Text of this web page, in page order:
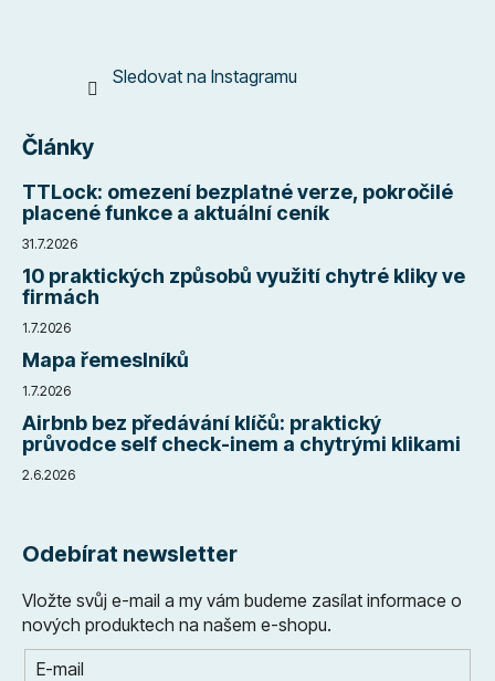
Sledovat na Instagramu
Články
TTLock: omezení bezplatné verze, pokročilé
placené funkce a aktuální ceník
31.7.2026
10 praktických způsobů využití chytré kliky ve
firmách
1.7.2026
Mapa řemeslníků
1.7.2026
Airbnb bez předávání klíčů: praktický
průvodce self check-inem a chytrými klikami
2.6.2026
Odebírat newsletter
Vložte svůj e-mail a my vám budeme zasílat informace o
nových produktech na našem e-shopu.
E-mail